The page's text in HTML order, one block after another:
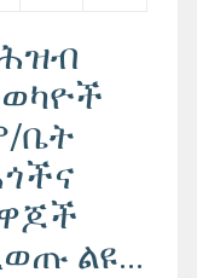
ቤት
ልዩ...